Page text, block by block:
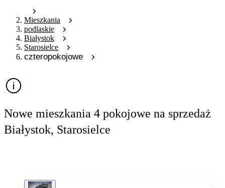
Mieszkania
podlaskie
Białystok
Starosielce
czteropokojowe
Nowe mieszkania 4 pokojowe na sprzedaż
Białystok, Starosielce